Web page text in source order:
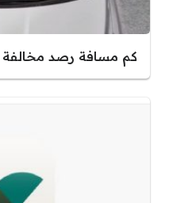
كم مسافة رصد مخالفة